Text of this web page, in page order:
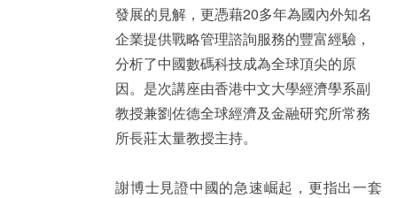
發展的見解，更憑藉20多年為國內外知名
企業提供戰略管理諮詢服務的豐富經驗，
分析了中國數碼科技成為全球頂尖的原
因。是次講座由香港中文大學經濟學系副
教授兼劉佐德全球經濟及金融研究所常務
所長莊太量教授主持。
謝博士見證中國的急速崛起，更指出一套